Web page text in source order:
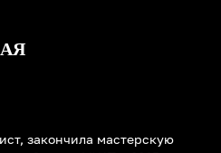
закончила мастерскую